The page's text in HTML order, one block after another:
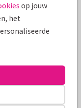
blauwe achtergrond
foto met
op jouw
het